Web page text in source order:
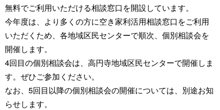
無料でご利用いただける相談窓口を開設しています。
今年度は、より多くの方に空き家利活用相談窓口をご利用
いただくため、各地域区民センターで順次、個別相談会を
開催します。
4回目の個別相談会は、高円寺地域区民センターで開催しま
す。ぜひご参加ください。
なお、5回目以降の個別相談会の開催については、別途お知
らせします。